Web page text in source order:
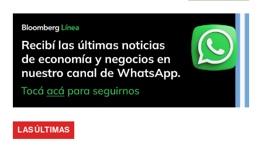
LAS ÚLTIMAS